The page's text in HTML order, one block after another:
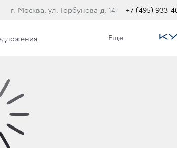
г. Москва, ул. Горбунова д. 14 +7 (495) 933-
Еще